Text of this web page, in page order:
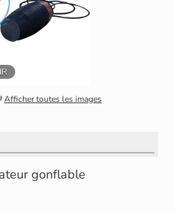
Afficher toutes les images
gonflable